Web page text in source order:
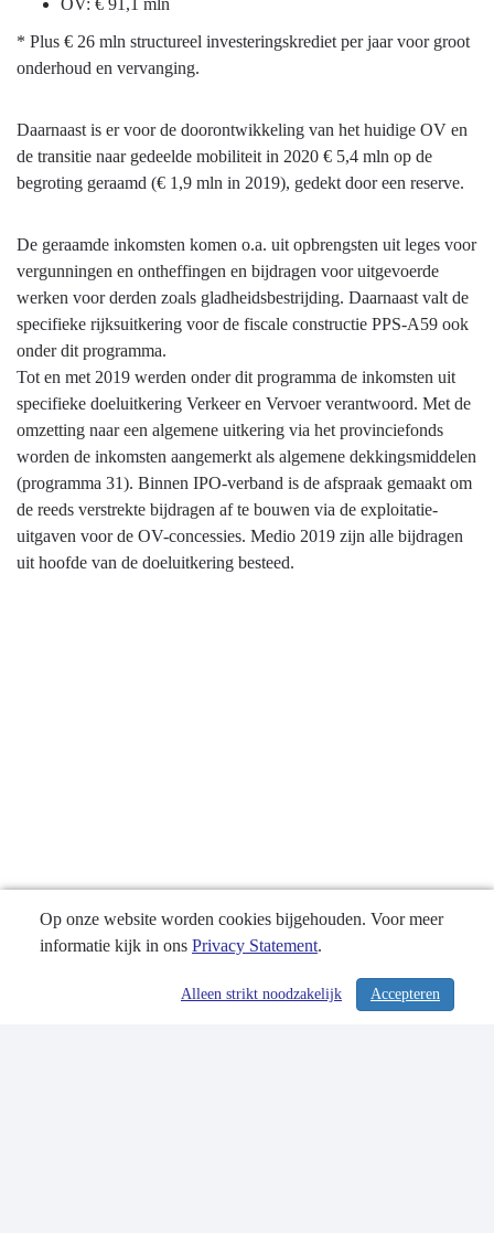
OV: € 91,1 mln
* Plus € 26 mln structureel investeringskrediet per jaar voor groot
onderhoud en vervanging.
Daarnaast is er voor de doorontwikkeling van het huidige OV en
de transitie naar gedeelde mobiliteit in 2020 € 5,4 mln op de
begroting geraamd (€ 1,9 mln in 2019), gedekt door een reserve.
De geraamde inkomsten komen o.a. uit opbrengsten uit leges voor
vergunningen en ontheffingen en bijdragen voor uitgevoerde
werken voor derden zoals gladheidsbestrijding. Daarnaast valt de
specifieke rijksuitkering voor de fiscale constructie PPS-A59 ook
onder dit programma.
Tot en met 2019 werden onder dit programma de inkomsten uit
specifieke doeluitkering Verkeer en Vervoer verantwoord. Met de
omzetting naar een algemene uitkering via het provinciefonds
worden de inkomsten aangemerkt als algemene dekkingsmiddelen
(programma 31). Binnen IPO-verband is de afspraak gemaakt om
de reeds verstrekte bijdragen af te bouwen via de exploitatie-
uitgaven voor de OV-concessies. Medio 2019 zijn alle bijdragen
uit hoofde van de doeluitkering besteed.
/ 326
Op onze website worden cookies bijgehouden. Voor meer
informatie kijk in ons Privacy Statement.
Accepteren
Alleen strikt noodzakelijk